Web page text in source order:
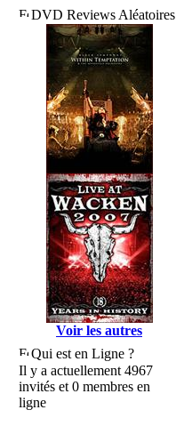
DVD Reviews Aléatoires
Voir les autres
Qui est en Ligne ?
Il y a actuellement 4967
invités et 0 membres en
ligne